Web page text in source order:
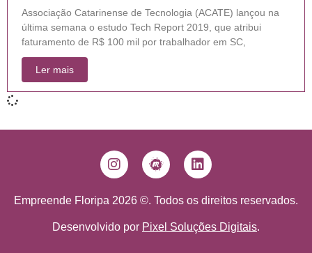
Associação Catarinense de Tecnologia (ACATE) lançou na
última semana o estudo Tech Report 2019, que atribui
faturamento de R$ 100 mil por trabalhador em SC,
Ler mais
Empreende Floripa 2026 ©. Todos os direitos reservados.
Desenvolvido por Pixel Soluções Digitais.